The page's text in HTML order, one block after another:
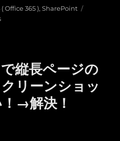
Office 365 ),SharePoint
縦長ページの
リーンショッ
→解決！